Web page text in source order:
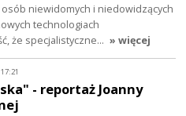
osób niewidomych i niedowidzących
technologiach
że specjalistyczne… » więcej
- reportaż Joanny